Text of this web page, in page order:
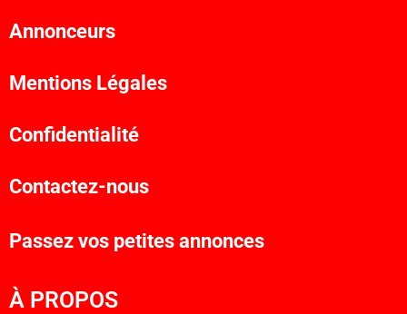
Annonceurs
Mentions Légales
Confidentialité
Contactez-nous
Passez vos petites annonces
À PROPOS